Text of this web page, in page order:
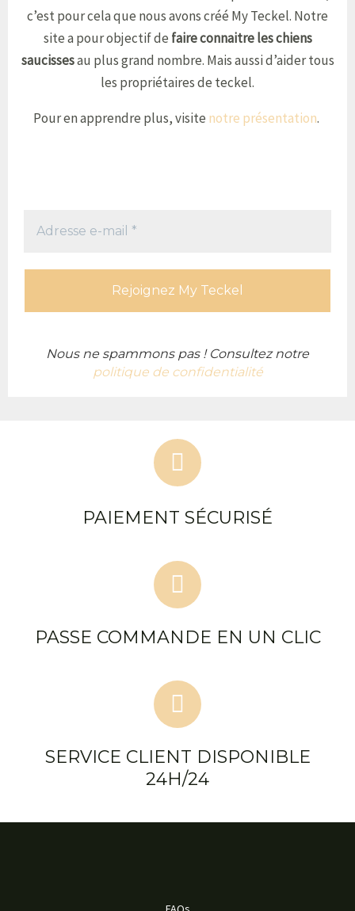
c’est pour cela que nous avons créé My Teckel. Notre
site a pour objectif de faire connaitre les chiens
saucissesau plus grand nombre. Mais aussi d’aider tous
les propriétaires de teckel.
Pour en apprendre plus, visite notre présentation.
*
Nous ne spammons pas ! Consultez notre
politique de confidentialité
PAIEMENT SÉCURISÉ
PASSE COMMANDE EN UN CLIC
SERVICE CLIENT DISPONIBLE
24H/24